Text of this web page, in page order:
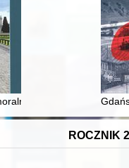
synów szlacheckich
ROCZNIK